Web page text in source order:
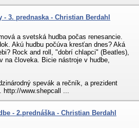
3. prednaska - Christian Berdahl
a svetská hudba počas renesancie.
Akú hudbu počúva kresťan dnes? Aká
Rock and roll, "dobrí chlapci" (Beatles),
na človeka. Bicie nástroje v hudbe,
spevák a rečník, a prezident
http://www.shepcall ...
- 2.prednáška - Christian Berdahl